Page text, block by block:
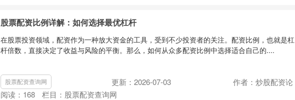
股票配资比例详解：如何选择最优杠杆
在股票投资领域，配资作为一种放大资金的工具，受到不少投资者的关注。配资比例，也就是杠
杆倍数，直接决定了收益与风险的平衡。那么，如何从众多配资比例中选择适合自己的....
股票配资查询网 更新：2026-07-03
作者：炒股配资论
阅读： 168 栏目： 股票配资查询网